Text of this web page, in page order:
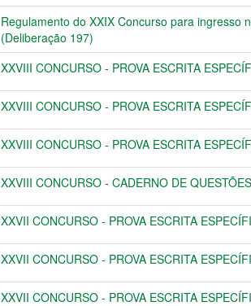
Regulamento do XXIX Concurso para ingresso
(Deliberação 197)
XXVIII CONCURSO - PROVA ESCRITA
XXVIII CONCURSO - PROVA ESCRITA
XXVIII CONCURSO - PROVA ESCRITA
XXVIII CONCURSO - CADERNO DE
XXVII CONCURSO - PROVA ESCRITA
XXVII CONCURSO - PROVA ESCRITA
XXVII CONCURSO - PROVA ESCRITA